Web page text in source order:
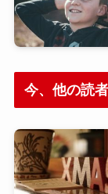
今、他の読